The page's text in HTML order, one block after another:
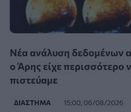
Νέα ανάλυση δεδομένων
ο Άρης είχε περισσότερο
πιστεύαμε
ΔΙΆΣΤΗΜΑ 15:00, 06/08/2026